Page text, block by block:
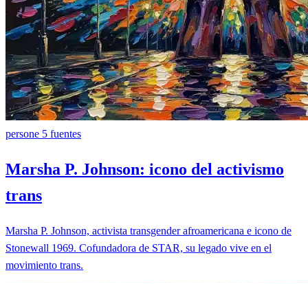
persone 5 fuentes
Marsha P. Johnson: icono del activismo
trans
Marsha P. Johnson, activista transgender afroamericana e icono de
Stonewall 1969. Cofundadora de STAR, su legado vive en el
movimiento trans.